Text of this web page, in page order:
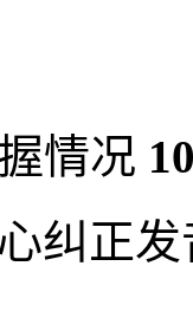
情况
纠正发